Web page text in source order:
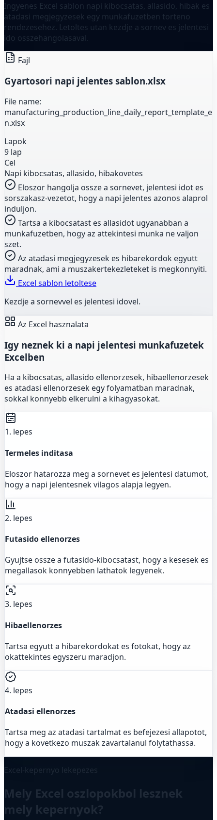
Ingyenes Excel sablon napi kibocsatas, allasido, hibak es
atadasi megjegyzesek egy munkafuzetben torteno
rendezesehez. Letoltes utan kezdje a sornev es jelentesi
ido osszehangolasaval.
Fajl
Gyartosori napi jelentes sablon.xlsx
File name:
manufacturing_production_line_daily_report_template_e
n.xlsx
Lapok
9 lap
Cel
Napi kibocsatas, allasido, hibakovetes
Eloszor hangolja ossze a sornevet, jelentesi idot es
sorszakasz-vezetot, hogy a napi jelentes azonos alaprol
induljon.
Tartsa a kibocsatast es allasidot ugyanabban a
munkafuzetben, hogy az attekintesi munka ne valjon
szet.
Az atadasi megjegyzesek es hibarekordok egyutt
maradnak, ami a muszakertekezleteket is megkonnyiti.
Excel sablon letoltese
Kezdje a sornevvel es jelentesi idovel.
Az Excel hasznalata
Igy neznek ki a napi jelentesi munkafuzetek
Excelben
Ha a kibocsatas, allasido ellenorzesek, hibaellenorzesek
es atadasi ellenorzesek egy folyamatban maradnak,
sokkal konnyebb elkerulni a kihagyasokat.
1. lepes
Termeles inditasa
Eloszor hatarozza meg a sornevet es jelentesi datumot,
hogy a napi jelentesnek vilagos alapja legyen.
2. lepes
Futasido ellenorzes
Gyujtse ossze a futasido-kibocsatast, hogy a kesesek es
megallasok konnyebben lathatok legyenek.
3. lepes
Hibaellenorzes
Tartsa egyutt a hibarekordokat es fotokat, hogy az
okattekintes egyszeru maradjon.
4. lepes
Atadasi ellenorzes
Tartsa meg az atadasi tartalmat es befejezesi allapotot,
hogy a kovetkezo muszak zavartalanul folytathassa.
Excel-kepernyo lekepezes
Mely Excel oszlopokbol lesznek
mely kepernyok?